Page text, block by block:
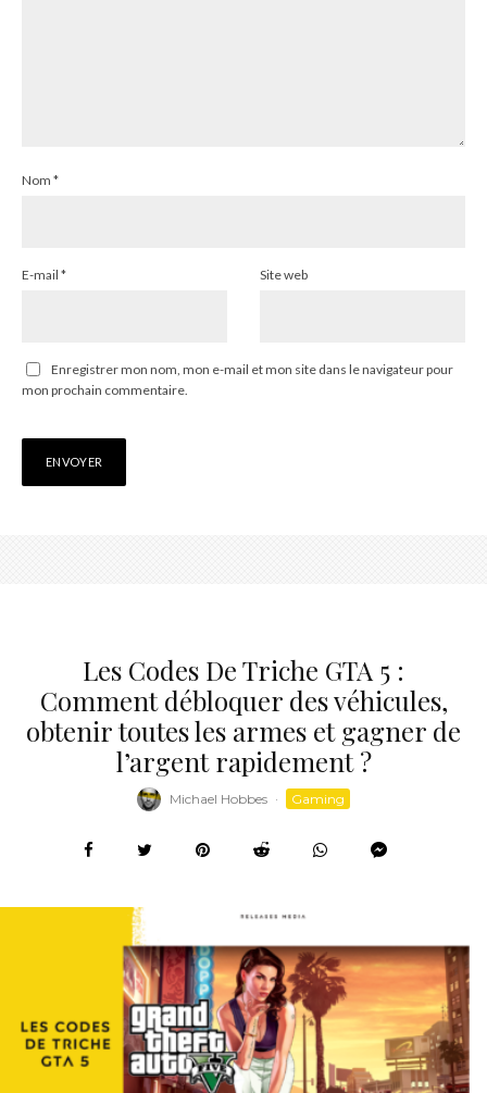
Nom *
E-mail * Site web
Enregistrer mon nom, mon e-mail et mon site dans le navigateur pour
mon prochain commentaire.
Les Codes De Triche GTA 5 :
Comment débloquer des véhicules,
obtenir toutes les armes et gagner de
l’argent rapidement ?
Michael Hobbes · Gaming